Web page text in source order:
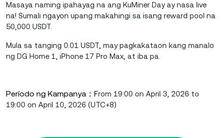
Masaya naming ipahayag na ang KuMiner Day ay nasa live
na! Sumali ngayon upang makahingi sa isang reward pool na
50,000 USDT.
Mula sa tanging 0.01 USDT, may pagkakataon kang manalo
ng DG Home 1, iPhone 17 Pro Max, at iba pa.
Período ng Kampanya： From 19:00 on April 3, 2026 to
19:00 on April 10, 2026 (UTC+8)